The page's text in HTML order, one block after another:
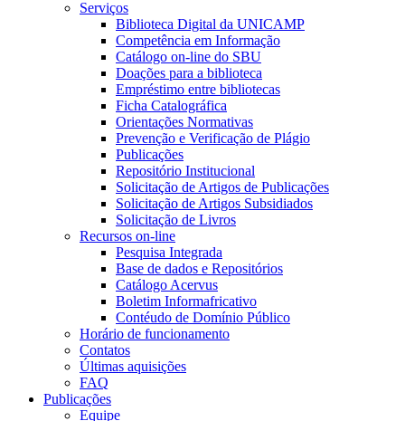
Serviços
Biblioteca Digital da UNICAMP
Competência em Informação
Catálogo on-line do SBU
Doações para a biblioteca
Empréstimo entre bibliotecas
Ficha Catalográfica
Orientações Normativas
Prevenção e Verificação de Plágio
Publicações
Repositório Institucional
Solicitação de Artigos de Publicações
Solicitação de Artigos Subsidiados
Solicitação de Livros
Recursos on-line
Pesquisa Integrada
Base de dados e Repositórios
Catálogo Acervus
Boletim Informafricativo
Contéudo de Domínio Público
Horário de funcionamento
Contatos
Últimas aquisições
FAQ
Publicações
Equipe